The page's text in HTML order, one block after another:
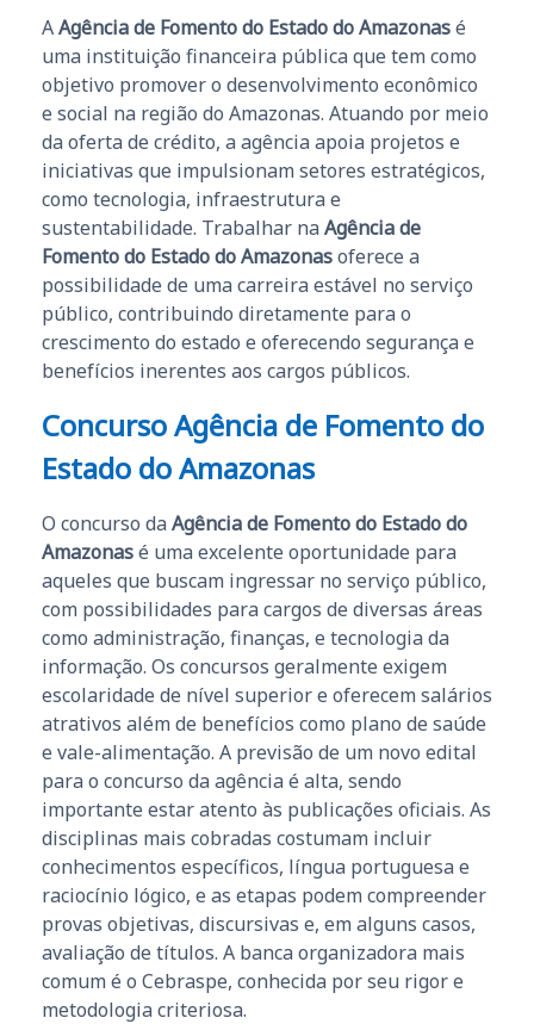
AAgência de Fomento do Estado do Amazonasé
uma instituição financeira pública que tem como
objetivo promover o desenvolvimento econômico
e social na região do Amazonas. Atuando por meio
da oferta de crédito, a agência apoia projetos e
iniciativas que impulsionam setores estratégicos,
como tecnologia, infraestrutura e
sustentabilidade. Trabalhar na Agência de
Fomento do Estado do Amazonasoferece a
possibilidade de uma carreira estável no serviço
público, contribuindo diretamente para o
crescimento do estado e oferecendo segurança e
benefícios inerentes aos cargos públicos.
Concurso Agência de Fomento do
Estado do Amazonas
O concurso da Agência de Fomento do Estado do
Amazonasé uma excelente oportunidade para
aqueles que buscam ingressar no serviço público,
com possibilidades para cargos de diversas áreas
como administração, finanças, e tecnologia da
informação. Os concursos geralmente exigem
escolaridade de nível superior e oferecem salários
atrativos além de benefícios como plano de saúde
e vale-alimentação. A previsão de um novo edital
para o concurso da agência é alta, sendo
importante estar atento às publicações oficiais. As
disciplinas mais cobradas costumam incluir
conhecimentos específicos, língua portuguesa e
raciocínio lógico, e as etapas podem compreender
provas objetivas, discursivas e, em alguns casos,
avaliação de títulos. A banca organizadora mais
comum é o Cebraspe, conhecida por seu rigor e
metodologia criteriosa.